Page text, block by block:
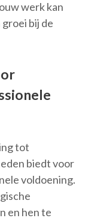
werk kan
bij de
tot
biedt voor
voldoening.
en hen te